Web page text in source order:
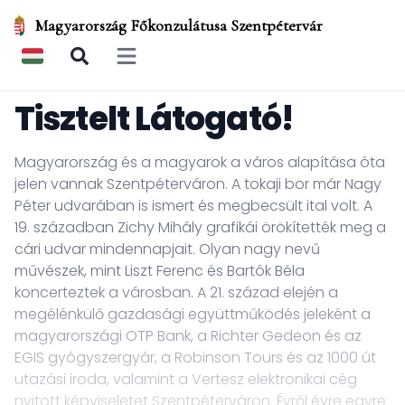
Magyarország Főkonzulátusa Szentpétervár
Open main menu
Tisztelt Látogató!
Magyarország és a magyarok a város alapítása óta
jelen vannak Szentpéterváron. A tokaji bor már Nagy
Péter udvarában is ismert és megbecsült ital volt. A
19. században Zichy Mihály grafikái örökítették meg a
cári udvar mindennapjait. Olyan nagy nevű
művészek, mint Liszt Ferenc és Bartók Béla
koncerteztek a városban. A 21. század elején a
megélénkülő gazdasági együttműködés jeleként a
magyarországi OTP Bank, a Richter Gedeon és az
EGIS gyógyszergyár, a Robinson Tours és az 1000 út
utazási iroda, valamint a Vertesz elektronikai cég